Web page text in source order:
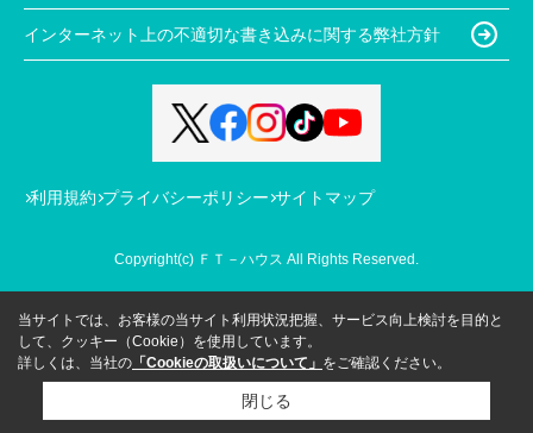
インターネット上の不適切な書き込みに関する弊社方針
利用規約 プライバシーポリシー サイトマップ
Copyright(c) ＦＴ－ハウス All Rights Reserved.
当サイトでは、お客様の当サイト利用状況把握、サービス向上検討を目的と
して、クッキー（Cookie）を使用しています。
詳しくは、当社の 「Cookieの取扱いについて」 をご確認ください。
閉じる